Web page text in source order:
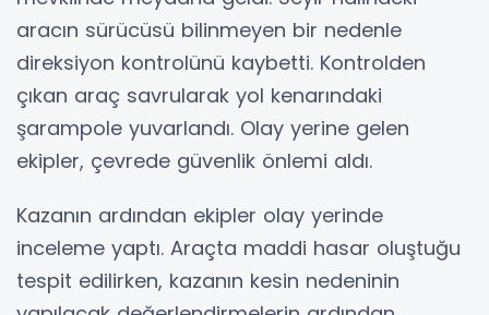
aracın sürücüsü bilinmeyen bir nedenle
direksiyon kontrolünü kaybetti. Kontrolden
çıkan araç savrularak yol kenarındaki
şarampole yuvarlandı. Olay yerine gelen
ekipler, çevrede güvenlik önlemi aldı.
Kazanın ardından ekipler olay yerinde
inceleme yaptı. Araçta maddi hasar oluştuğu
tespit edilirken, kazanın kesin nedeninin